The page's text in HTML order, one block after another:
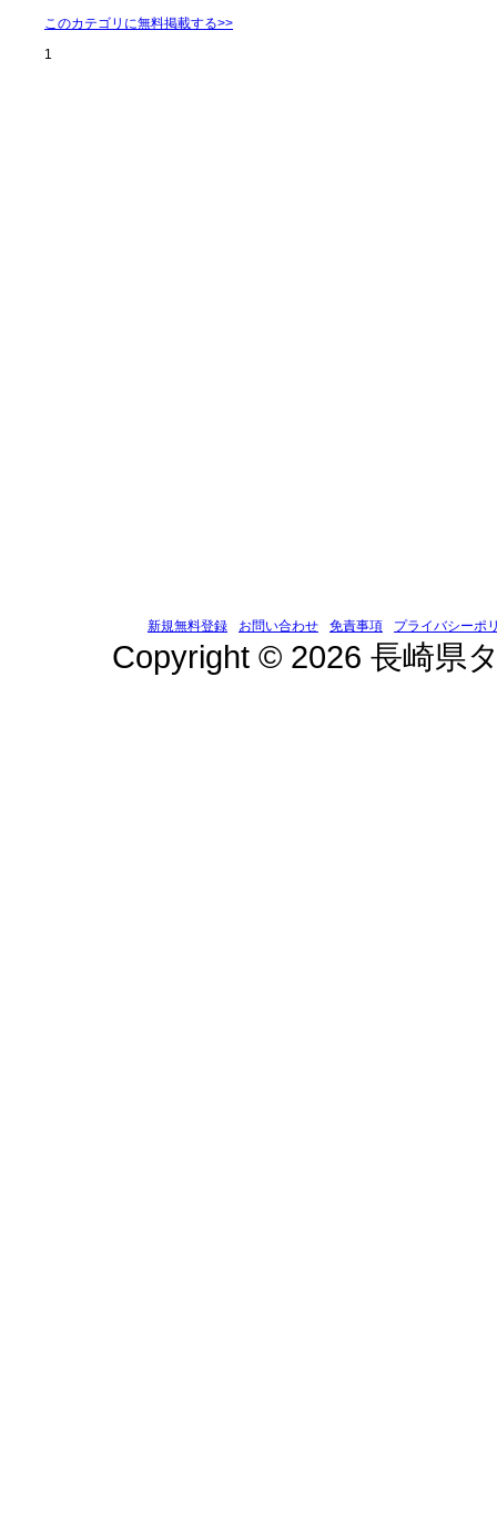
このカテゴリに無料掲載する>>
1
新規無料登録 お問い合わせ 免責事項 プライバシーポ
Copyright © 2026 長崎県